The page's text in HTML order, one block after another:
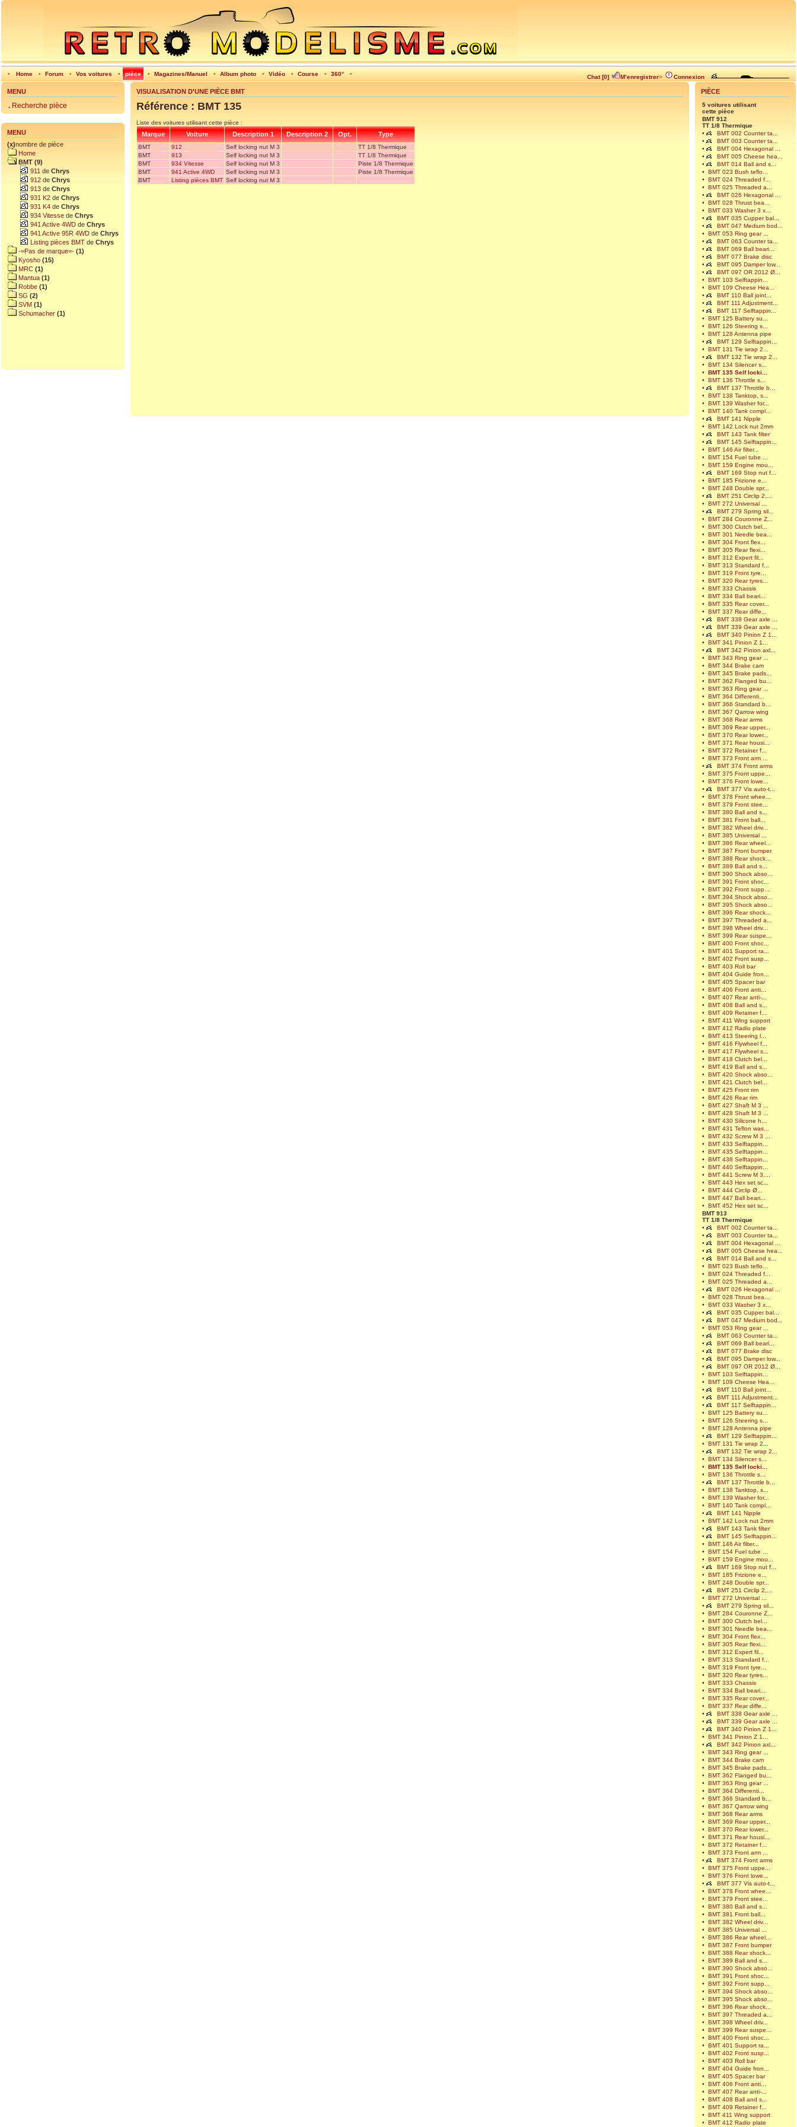
• Home • Forum • Vos voitures • pièce • Magazines/Manuel • Album photo • Vidéo • Course • 360° • Chat [0] M’enregistrer> Connexion
MENU
. Recherche pièce
MENU
(x)nombre de pièce
Home
BMT (9)
911 de Chrys
912 de Chrys
913 de Chrys
931 K2 de Chrys
931 K4 de Chrys
934 Vitesse de Chrys
941 Active 4WD de Chrys
941 Active 95R 4WD de Chrys
Listing pièces BMT de Chrys
-=Pas de marque=- (1)
Kyosho (15)
MRC (1)
Mantua (1)
Robbe (1)
SG (2)
SVM (1)
Schumacher (1)
VISUALISATION D'UNE PIÈCE BMT
Référence : BMT 135
Liste des voitures utilisant cette pièce :
Marque Voiture Description 1 Description 2 Opt. Type
BMT 912 Self locking nut M 3
TT 1/8 Thermique
BMT
913 Self locking nut M 3
TT 1/8 Thermique
BMT
934 Vitesse Self locking nut M 3
Piste 1/8 Thermique
BMT
941 Active 4WD Self locking nut M 3
Piste 1/8 Thermique
BMT
Listing pièces BMT Self locking nut M 3
PIÈCE
5 voitures utilisant
cette pièce
BMT 912
TT 1/8 Thermique
•
BMT 002 Counter ta...
•
BMT 003 Counter ta...
•
BMT 004 Hexagonal ...
•
BMT 005 Cheese hea...
•
BMT 014 Ball and s...
•
BMT 023 Bush teflo...
•
BMT 024 Threaded f...
•
BMT 025 Threaded a...
•
BMT 026 Hexagonal ...
•
BMT 028 Thrust bea...
•
BMT 033 Washer 3 x...
•
BMT 035 Cupper bal...
•
BMT 047 Medium bod...
•
BMT 053 Ring gear ...
•
BMT 063 Counter ta...
•
BMT 069 Ball beari...
•
BMT 077 Brake disc
•
BMT 095 Damper low...
•
BMT 097 OR 2012 Ø...
•
BMT 103 Selftappin...
•
BMT 109 Cheese Hea...
•
BMT 110 Ball joint...
•
BMT 111 Adjustment...
•
BMT 117 Selftappin...
•
BMT 125 Battery su...
•
BMT 126 Steering s...
•
BMT 128 Antenna pipe
•
BMT 129 Selftappin...
•
BMT 131 Tie wrap 2...
•
BMT 132 Tie wrap 2...
•
BMT 134 Silencer s...
•
BMT 135 Self locki...
•
BMT 136 Throttle s...
•
BMT 137 Throttle b...
•
BMT 138 Tanktop, s...
•
BMT 139 Washer for...
•
BMT 140 Tank compl...
•
BMT 141 Nipple
•
BMT 142 Lock nut 2mm
•
BMT 143 Tank filter
•
BMT 145 Selftappin...
•
BMT 146 Air filter...
•
BMT 154 Fuel tube ...
•
BMT 159 Engine mou...
•
BMT 169 Stop nut f...
•
BMT 185 Frizione e...
•
BMT 248 Double spr...
•
BMT 251 Circlip 2,...
•
BMT 272 Universal ...
•
BMT 279 Spring sil...
•
BMT 284 Couronne Z...
•
BMT 300 Clutch bel...
•
BMT 301 Needle bea...
•
BMT 304 Front flex...
•
BMT 305 Rear flexi...
•
BMT 312 Expert fil...
•
BMT 313 Standard f...
•
BMT 319 Front tyre...
•
BMT 320 Rear tyres...
•
BMT 333 Chassis
•
BMT 334 Ball beari...
•
BMT 335 Rear cover...
•
BMT 337 Rear diffe...
•
BMT 338 Gear axle ...
•
BMT 339 Gear axle ...
•
BMT 340 Pinion Z 1...
•
BMT 341 Pinion Z 1...
•
BMT 342 Pinion axl...
•
BMT 343 Ring gear ...
•
BMT 344 Brake cam
•
BMT 345 Brake pads...
•
BMT 362 Flanged bu...
•
BMT 363 Ring gear ...
•
BMT 364 Differenti...
•
BMT 366 Standard b...
•
BMT 367 Qarrow wing
•
BMT 368 Rear arms
•
BMT 369 Rear upper...
•
BMT 370 Rear lower...
•
BMT 371 Rear housi...
•
BMT 372 Retainer f...
•
BMT 373 Front arm ...
•
BMT 374 Front arms
•
BMT 375 Front uppe...
•
BMT 376 Front lowe...
•
BMT 377 Vis auto-t...
•
BMT 378 Front whee...
•
BMT 379 Front stee...
•
BMT 380 Ball and s...
•
BMT 381 Front ball...
•
BMT 382 Wheel driv...
•
BMT 385 Universal ...
•
BMT 386 Rear wheel...
•
BMT 387 Front bumper
•
BMT 388 Rear shock...
•
BMT 389 Ball and s...
•
BMT 390 Shock abso...
•
BMT 391 Front shoc...
•
BMT 392 Front supp...
•
BMT 394 Shock abso...
•
BMT 395 Shock abso...
•
BMT 396 Rear shock...
•
BMT 397 Threaded a...
•
BMT 398 Wheel driv...
•
BMT 399 Rear suspe...
•
BMT 400 Front shoc...
•
BMT 401 Support ra...
•
BMT 402 Front susp...
•
BMT 403 Roll bar
•
BMT 404 Guide fron...
•
BMT 405 Spacer bar
•
BMT 406 Front anti...
•
BMT 407 Rear anti-...
•
BMT 408 Ball and s...
•
BMT 409 Retainer f...
•
BMT 411 Wing support
•
BMT 412 Radio plate
•
BMT 413 Steering l...
•
BMT 416 Flywheel f...
•
BMT 417 Flywheel s...
•
BMT 418 Clutch bel...
•
BMT 419 Ball and s...
•
BMT 420 Shock abso...
•
BMT 421 Clutch bel...
•
BMT 425 Front rim
•
BMT 426 Rear rim
•
BMT 427 Shaft M 3 ...
•
BMT 428 Shaft M 3 ...
•
BMT 430 Silicone h...
•
BMT 431 Teflon was...
•
BMT 432 Screw M 3 ...
•
BMT 433 Selftappin...
•
BMT 435 Selftappin...
•
BMT 438 Selftappin...
•
BMT 440 Selftappin...
•
BMT 441 Screw M 3,...
•
BMT 443 Hex set sc...
•
BMT 444 Circlip Ø...
•
BMT 447 Ball beari...
•
BMT 452 Hex set sc...
BMT 913
TT 1/8 Thermique
•
BMT 002 Counter ta...
•
BMT 003 Counter ta...
•
BMT 004 Hexagonal ...
•
BMT 005 Cheese hea...
•
BMT 014 Ball and s...
•
BMT 023 Bush teflo...
•
BMT 024 Threaded f...
•
BMT 025 Threaded a...
•
BMT 026 Hexagonal ...
•
BMT 028 Thrust bea...
•
BMT 033 Washer 3 x...
•
BMT 035 Cupper bal...
•
BMT 047 Medium bod...
•
BMT 053 Ring gear ...
•
BMT 063 Counter ta...
•
BMT 069 Ball beari...
•
BMT 077 Brake disc
•
BMT 095 Damper low...
•
BMT 097 OR 2012 Ø...
•
BMT 103 Selftappin...
•
BMT 109 Cheese Hea...
•
BMT 110 Ball joint...
•
BMT 111 Adjustment...
•
BMT 117 Selftappin...
•
BMT 125 Battery su...
•
BMT 126 Steering s...
•
BMT 128 Antenna pipe
•
BMT 129 Selftappin...
•
BMT 131 Tie wrap 2...
•
BMT 132 Tie wrap 2...
•
BMT 134 Silencer s...
•
BMT 135 Self locki...
•
BMT 136 Throttle s...
•
BMT 137 Throttle b...
•
BMT 138 Tanktop, s...
•
BMT 139 Washer for...
•
BMT 140 Tank compl...
•
BMT 141 Nipple
•
BMT 142 Lock nut 2mm
•
BMT 143 Tank filter
•
BMT 145 Selftappin...
•
BMT 146 Air filter...
•
BMT 154 Fuel tube ...
•
BMT 159 Engine mou...
•
BMT 169 Stop nut f...
•
BMT 185 Frizione e...
•
BMT 248 Double spr...
•
BMT 251 Circlip 2,...
•
BMT 272 Universal ...
•
BMT 279 Spring sil...
•
BMT 284 Couronne Z...
•
BMT 300 Clutch bel...
•
BMT 301 Needle bea...
•
BMT 304 Front flex...
•
BMT 305 Rear flexi...
•
BMT 312 Expert fil...
•
BMT 313 Standard f...
•
BMT 319 Front tyre...
•
BMT 320 Rear tyres...
•
BMT 333 Chassis
•
BMT 334 Ball beari...
•
BMT 335 Rear cover...
•
BMT 337 Rear diffe...
•
BMT 338 Gear axle ...
•
BMT 339 Gear axle ...
•
BMT 340 Pinion Z 1...
•
BMT 341 Pinion Z 1...
•
BMT 342 Pinion axl...
•
BMT 343 Ring gear ...
•
BMT 344 Brake cam
•
BMT 345 Brake pads...
•
BMT 362 Flanged bu...
•
BMT 363 Ring gear ...
•
BMT 364 Differenti...
•
BMT 366 Standard b...
•
BMT 367 Qarrow wing
•
BMT 368 Rear arms
•
BMT 369 Rear upper...
•
BMT 370 Rear lower...
•
BMT 371 Rear housi...
•
BMT 372 Retainer f...
•
BMT 373 Front arm ...
•
BMT 374 Front arms
•
BMT 375 Front uppe...
•
BMT 376 Front lowe...
•
BMT 377 Vis auto-t...
•
BMT 378 Front whee...
•
BMT 379 Front stee...
•
BMT 380 Ball and s...
•
BMT 381 Front ball...
•
BMT 382 Wheel driv...
•
BMT 385 Universal ...
•
BMT 386 Rear wheel...
•
BMT 387 Front bumper
•
BMT 388 Rear shock...
•
BMT 389 Ball and s...
•
BMT 390 Shock abso...
•
BMT 391 Front shoc...
•
BMT 392 Front supp...
•
BMT 394 Shock abso...
•
BMT 395 Shock abso...
•
BMT 396 Rear shock...
•
BMT 397 Threaded a...
•
BMT 398 Wheel driv...
•
BMT 399 Rear suspe...
•
BMT 400 Front shoc...
•
BMT 401 Support ra...
•
BMT 402 Front susp...
•
BMT 403 Roll bar
•
BMT 404 Guide fron...
•
BMT 405 Spacer bar
•
BMT 406 Front anti...
•
BMT 407 Rear anti-...
•
BMT 408 Ball and s...
•
BMT 409 Retainer f...
•
BMT 411 Wing support
•
BMT 412 Radio plate